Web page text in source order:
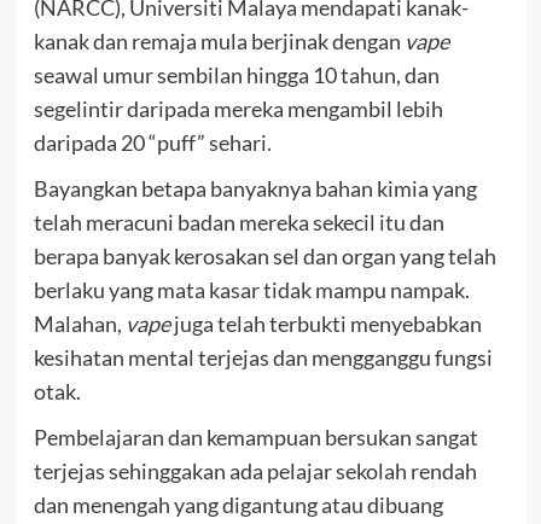
(NARCC), Universiti Malaya mendapati kanak-
kanak dan remaja mula berjinak dengan vape
seawal umur sembilan hingga 10 tahun, dan
segelintir daripada mereka mengambil lebih
daripada 20 “puff” sehari.
Bayangkan betapa banyaknya bahan kimia yang
telah meracuni badan mereka sekecil itu dan
berapa banyak kerosakan sel dan organ yang telah
berlaku yang mata kasar tidak mampu nampak.
Malahan, vapejuga telah terbukti menyebabkan
kesihatan mental terjejas dan mengganggu fungsi
otak.
Pembelajaran dan kemampuan bersukan sangat
terjejas sehinggakan ada pelajar sekolah rendah
dan menengah yang digantung atau dibuang